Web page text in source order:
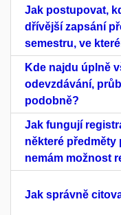
Jak postupovat,
dřívější zapsání
semestru, ve
Kde najdu úplně
odevzdávání,
podobně?
Jak fungují
některé předměty
nemám možnost
Jak správně